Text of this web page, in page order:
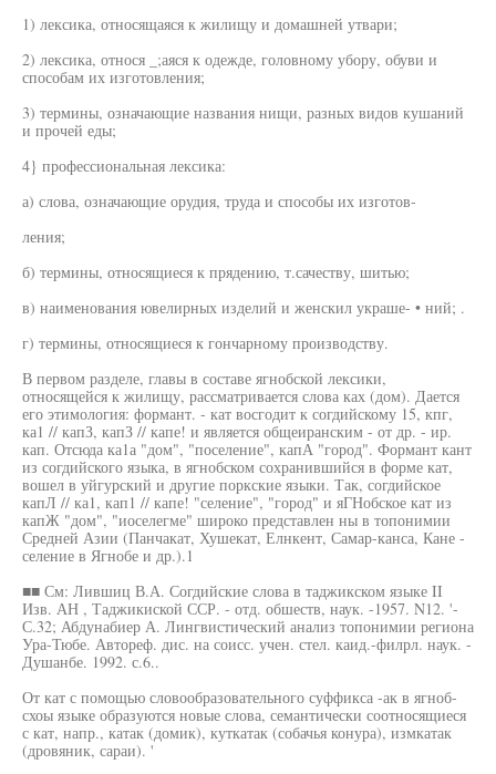
1) лексика, относящаяся к жилищу и домашней утвари;
2) лексика, относя _;аяся к одежде, головному убору, обуви и
способам их изготовления;
3) термины, означающие названия нищи, разных видов кушаний
и прочей еды;
4} профессиональная лексика:
а) слова, означающие орудия, труда и способы их изготов-
ления;
б) термины, относящиеся к прядению, т.сачеству, шитью;
в) наименования ювелирных изделий и женскил украше- • ний; .
г) термины, относящиеся к гончарному производству.
В первом разделе, главы в составе ягнобской лексики,
относящейся к жилищу, рассматривается слова ках (дом). Дается
его этимология: формант. - кат восгодит к согдийскому 15, кпг,
ка1 // капЗ, капЗ // капе! и является общеиранским - от др. - ир.
кап. Отсюда ка1а "дом", "поселение", капА "город". Формант кант
из согдийского языка, в ягнобском сохранившийся в форме кат,
вошел в уйгурский и другие поркские языки. Так, согдийское
капЛ // ка1, кап1 // капе! "селение", "город" и яГНобское кат из
капЖ "дом", "иоселегме" широко представлен ны в топонимии
Средней Азии (Панчакат, Хушекат, Елнкент, Самар-канса, Кане -
селение в Ягнобе и др.).1
■■ См: Лившиц В.А. Согдийские слова в таджикском языке II
Изв. АН , Таджикиской ССР. - отд. обшеств, наук. -1957. N12. '-
С.32; Абдунабиер А. Лингвистический анализ топонимии региона
Ура-Тюбе. Автореф. дис. на соисс. учен. стел. каид.-филрл. наук. -
Душанбе. 1992. с.6..
От кат с помощью словообразовательного суффикса -ак в ягноб-
схоы языке образуются новые слова, семантически соотносящиеся
с кат, напр., катак (домик), куткатак (собачья конура), измкатак
(дровяник, сараи). '